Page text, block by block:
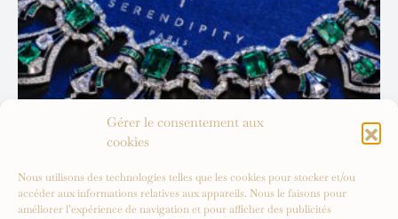
Gérer le consentement aux
cookies
Nous utilisons des technologies telles que les cookies pour stocker et/ou
accéder aux informations relatives aux appareils. Nous le faisons pour
améliorer l’expérience de navigation et pour afficher des publicités